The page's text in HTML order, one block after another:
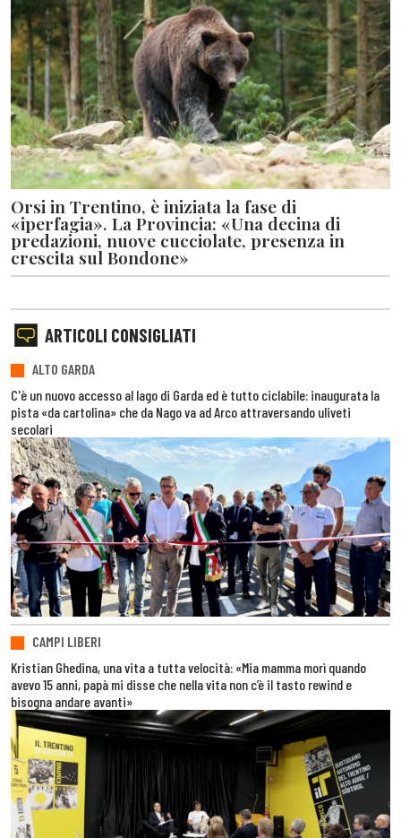
Orsi in Trentino, è iniziata la fase di
«iperfagia». La Provincia: «Una decina di
predazioni, nuove cucciolate, presenza in
crescita sul Bondone»
ARTICOLI CONSIGLIATI
ALTO GARDA
C'è un nuovo accesso al lago di Garda ed è tutto ciclabile: inaugurata la
pista «da cartolina» che da Nago va ad Arco attraversando uliveti
secolari
CAMPI LIBERI
Kristian Ghedina, una vita a tutta velocità: «Mia mamma morì quando
avevo 15 anni, papà mi disse che nella vita non c’è il tasto rewind e
bisogna andare avanti»